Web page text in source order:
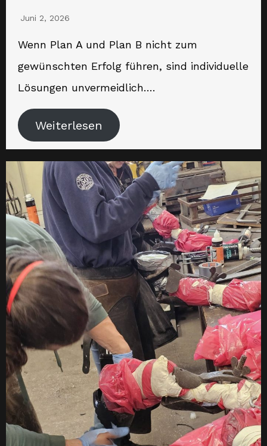
Juni 2, 2026
Wenn Plan A und Plan B nicht zum
gewünschten Erfolg führen, sind individuelle
Lösungen unvermeidlich….
Weiterlesen